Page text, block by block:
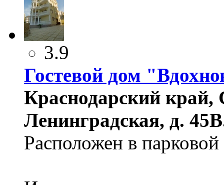
3.9
Гостевой дом
Краснодарский
Ленинградская, д.
Расположен в